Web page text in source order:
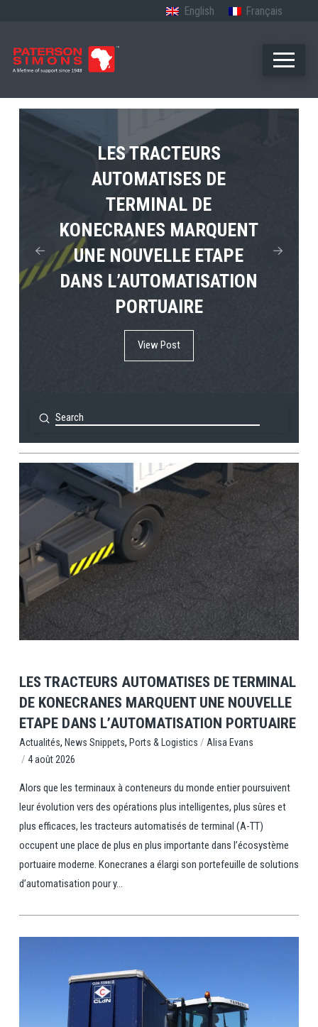
English Français
LES TRACTEURS
AUTOMATISES DE
TERMINAL DE
KONECRANES MARQUENT
UNE NOUVELLE ETAPE
DANS L’AUTOMATISATION
PORTUAIRE
View Post
LE PREMIER TUGMASTER
4×4 ELECTRIQUE DE
TERBERG ENTRE EN
SERVICE
View Post
MPS TEMA PRESENTE
L’AVENIR DE
L’ELECTRIFICATION
PORTUAIRE EN AFRIQUE
View Post
Search
Submit
View Post
LES TRACTEURS AUTOMATISES DE TERMINAL
DE KONECRANES MARQUENT UNE NOUVELLE
ETAPE DANS L’AUTOMATISATION PORTUAIRE
Actualités, News Snippets, Ports & Logistics / Alisa Evans
/ 4 août 2026
Alors que les terminaux à conteneurs du monde entier poursuivent
leur évolution vers des opérations plus intelligentes, plus sûres et
plus efficaces, les tracteurs automatisés de terminal (A-TT)
occupent une place de plus en plus importante dans l’écosystème
portuaire moderne. Konecranes a élargi son portefeuille de solutions
d’automatisation pour y...